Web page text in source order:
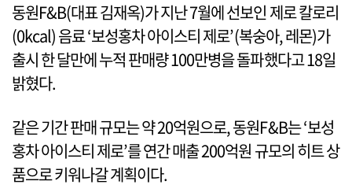
동원F&B(대표 김재옥)가 지난 7월에 선보인 제로 칼로리
(0kcal) 음료 ‘보성홍차 아이스티 제로’(복숭아, 레몬)가
출시 한 달만에 누적 판매량 100만병을 돌파했다고 18일
밝혔다.
같은 기간 판매 규모는 약 20억원으로, 동원F&B는 ‘보성
홍차 아이스티 제로’를 연간 매출 200억원 규모의 히트 상
품으로 키워나갈 계획이다.